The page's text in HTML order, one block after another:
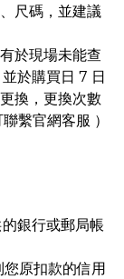
尺碼，並建議
於現場未能查
於購買日 7 日
換，更換次數
繫官網客服 ）
銀行或郵局帳
原扣款的信用